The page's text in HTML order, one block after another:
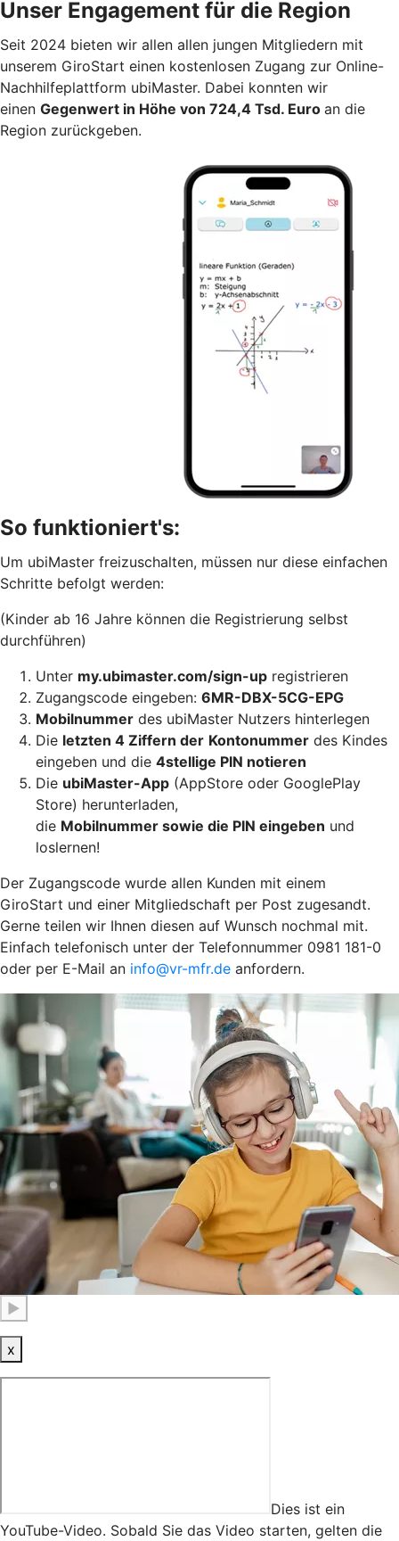
Unser Engagement für die Region
Seit 2024 bieten wir allen allen jungen Mitgliedern mit
unserem GiroStart einen kostenlosen Zugang zur Online-
Nachhilfeplattform ubiMaster. Dabei konnten wir
einen Gegenwert in Höhe von 724,4 Tsd. Euro an die
Region zurückgeben.
So funktioniert's:
Um ubiMaster freizuschalten, müssen nur diese einfachen
Schritte befolgt werden:
(Kinder ab 16 Jahre können die Registrierung selbst
durchführen)
Unter my.ubimaster.com/sign-up registrieren
Zugangscode eingeben: 6MR-DBX-5CG-EPG
Mobilnummer des ubiMaster Nutzers hinterlegen
Die letzten 4 Ziffern der Kontonummer des Kindes
eingeben und die 4stellige PIN notieren
Die ubiMaster-App (AppStore oder GooglePlay
Store) herunterladen,
die Mobilnummer sowie die PIN eingeben und
loslernen!
Der Zugangscode wurde allen Kunden mit einem
GiroStart und einer Mitgliedschaft per Post zugesandt.
Gerne teilen wir Ihnen diesen auf Wunsch nochmal mit.
Einfach telefonisch unter der Telefonnummer 0981 181-0
oder per E-Mail an info@vr-mfr.de anfordern.
▶
x
Dies ist ein
YouTube-Video. Sobald Sie das Video starten, gelten die